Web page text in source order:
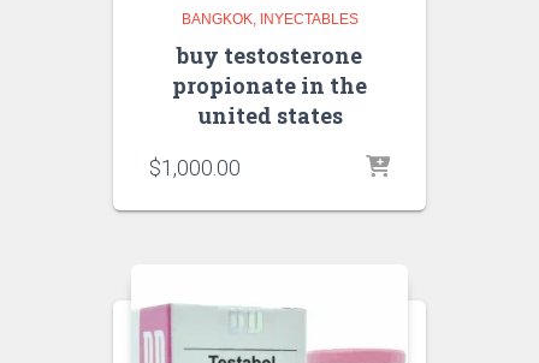
BANGKOK INYECTABLES
buy testosterone
propionate in the
united states
$1,000.00